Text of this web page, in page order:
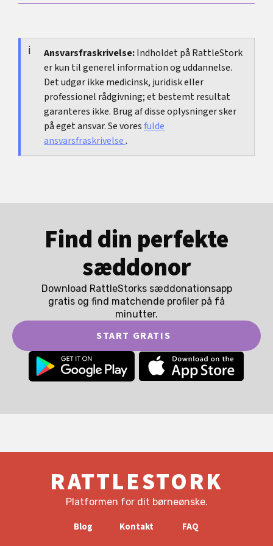
emnet belaster dig stærkt, er en medicinsk eller
endnu en søgning på nettet.
erektionsforstyrrelse eller stærk usikkerhed kan
også være relevante ved normal størrelse. Så
handler det mindre om centimeter og mere om
funktion og gener.
Ansvarsfraskrivelse:Indholdet på RattleStork
er kun til generel information og uddannelse.
Det udgør ikke medicinsk, juridisk eller
professionel rådgivning; et bestemt resultat
garanteres ikke. Brug af disse oplysninger sker
på eget ansvar. Se voresfulde
ansvarsfraskrivelse.
Find din perfekte
sæddonor
Download RattleStorks sæddonationsapp
gratis og find matchende profiler på få
minutter.
START GRATIS
RATTLESTORK
Platformen for dit børneønske.
Blog Kontakt FAQ